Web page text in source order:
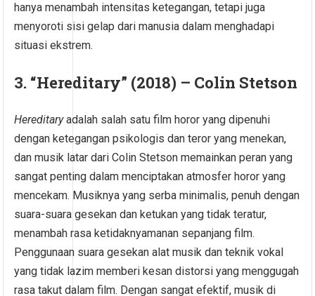
hanya menambah intensitas ketegangan, tetapi juga
menyoroti sisi gelap dari manusia dalam menghadapi
situasi ekstrem.
3. “Hereditary” (2018) – Colin Stetson
Hereditaryadalah salah satu film horor yang dipenuhi
dengan ketegangan psikologis dan teror yang menekan,
dan musik latar dari Colin Stetson memainkan peran yang
sangat penting dalam menciptakan atmosfer horor yang
mencekam. Musiknya yang serba minimalis, penuh dengan
suara-suara gesekan dan ketukan yang tidak teratur,
menambah rasa ketidaknyamanan sepanjang film.
Penggunaan suara gesekan alat musik dan teknik vokal
yang tidak lazim memberi kesan distorsi yang menggugah
rasa takut dalam film. Dengan sangat efektif, musik di